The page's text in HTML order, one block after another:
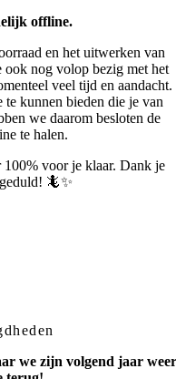
offline.
en het uitwerken van
nog volop bezig met het
veel tijd en aandacht.
kunnen bieden die je van
we daarom besloten de
te halen.
100% voor je klaar. Dank je
🦎✨
we zijn volgend jaar weer